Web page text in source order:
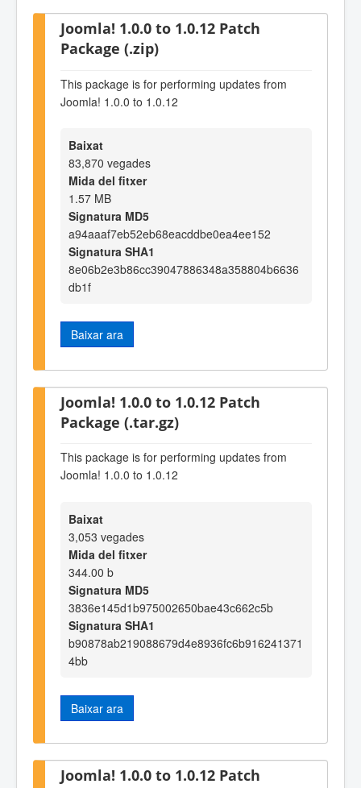
Joomla! 1.0.0 to 1.0.12 Patch
Package (.zip)
This package is for performing updates from
Joomla! 1.0.0 to 1.0.12
Baixat
83,870 vegades
Mida del fitxer
1.57 MB
Signatura MD5
a94aaaf7eb52eb68eacddbe0ea4ee152
Signatura SHA1
8e06b2e3b86cc39047886348a358804b6636
db1f
Baixar ara
Joomla! 1.0.0 to 1.0.12 Patch
Package (.tar.gz)
This package is for performing updates from
Joomla! 1.0.0 to 1.0.12
Baixat
3,053 vegades
Mida del fitxer
344.00 b
Signatura MD5
3836e145d1b975002650bae43c662c5b
Signatura SHA1
b90878ab219088679d4e8936fc6b916241371
4bb
Baixar ara
Joomla! 1.0.0 to 1.0.12 Patch